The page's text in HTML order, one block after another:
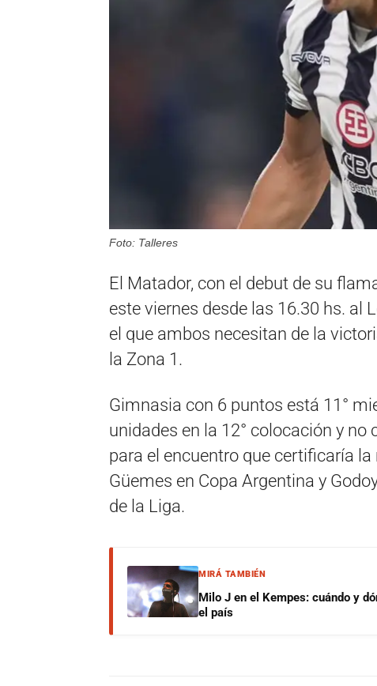
Foto: Talleres
El Matador, con el debut de su
este viernes desde las 16.30 hs. al
el que ambos necesitan de la
la Zona 1.
Gimnasia con 6 puntos está 11°
unidades en la 12° colocación y
para el encuentro que certificaría
Güemes en Copa Argentina y
de la Liga.
MIRÁ TAMBIÉN
Milo J en el Kempes: cuándo y
el país